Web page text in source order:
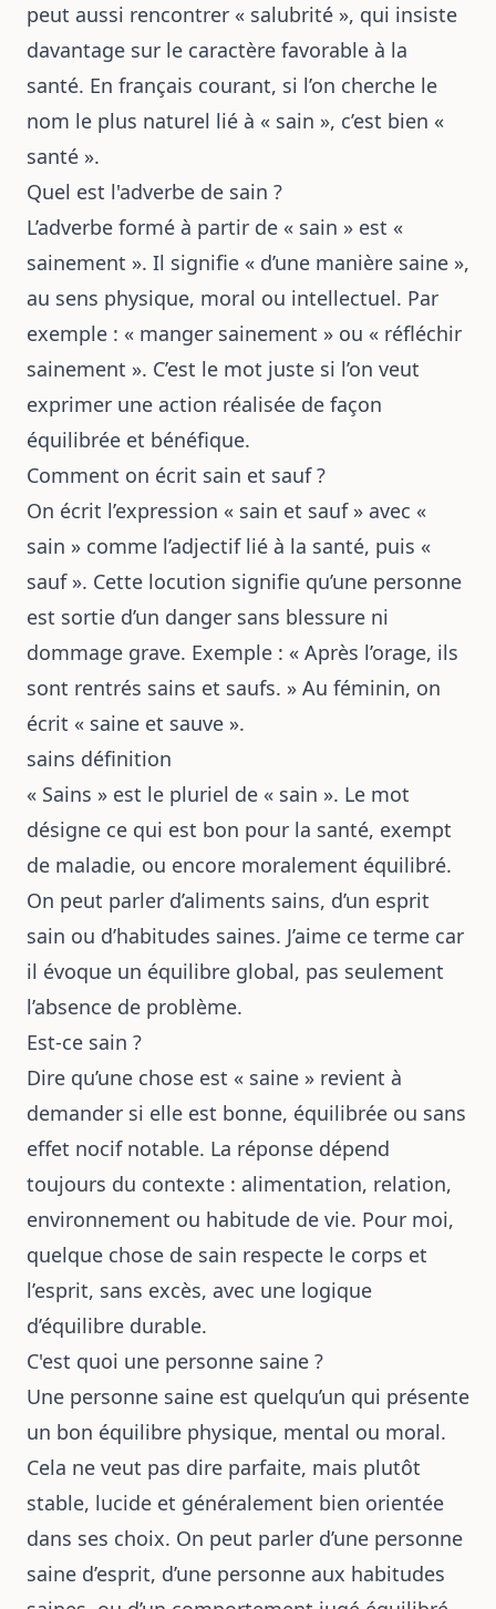
peut aussi rencontrer « salubrité », qui insiste
davantage sur le caractère favorable à la
santé. En français courant, si l’on cherche le
nom le plus naturel lié à « sain », c’est bien «
santé ».
Quel est l'adverbe de sain ?
L’adverbe formé à partir de « sain » est «
sainement ». Il signifie « d’une manière saine »,
au sens physique, moral ou intellectuel. Par
exemple : « manger sainement » ou « réfléchir
sainement ». C’est le mot juste si l’on veut
exprimer une action réalisée de façon
équilibrée et bénéfique.
Comment on écrit sain et sauf ?
On écrit l’expression « sain et sauf » avec «
sain » comme l’adjectif lié à la santé, puis «
sauf ». Cette locution signifie qu’une personne
est sortie d’un danger sans blessure ni
dommage grave. Exemple : « Après l’orage, ils
sont rentrés sains et saufs. » Au féminin, on
écrit « saine et sauve ».
sains définition
« Sains » est le pluriel de « sain ». Le mot
désigne ce qui est bon pour la santé, exempt
de maladie, ou encore moralement équilibré.
On peut parler d’aliments sains, d’un esprit
sain ou d’habitudes saines. J’aime ce terme car
il évoque un équilibre global, pas seulement
l’absence de problème.
Est-ce sain ?
Dire qu’une chose est « saine » revient à
demander si elle est bonne, équilibrée ou sans
effet nocif notable. La réponse dépend
toujours du contexte : alimentation, relation,
environnement ou habitude de vie. Pour moi,
quelque chose de sain respecte le corps et
l’esprit, sans excès, avec une logique
d’équilibre durable.
C'est quoi une personne saine ?
Une personne saine est quelqu’un qui présente
un bon équilibre physique, mental ou moral.
Cela ne veut pas dire parfaite, mais plutôt
stable, lucide et généralement bien orientée
dans ses choix. On peut parler d’une personne
saine d’esprit, d’une personne aux habitudes